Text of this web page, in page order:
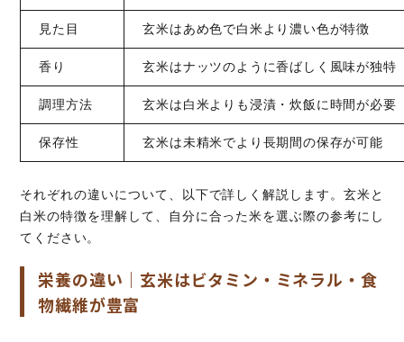
見た目 玄米はあめ色で白米より濃い色が特徴
香り 玄米はナッツのように香ばしく風味が独特
調理方法 玄米は白米よりも浸漬・炊飯に時間が必要
保存性 玄米は未精米でより長期間の保存が可能
それぞれの違いについて、以下で詳しく解説します。玄米と
白米の特徴を理解して、自分に合った米を選ぶ際の参考にし
てください。
栄養の違い｜玄米はビタミン・ミネラル・食
物繊維が豊富